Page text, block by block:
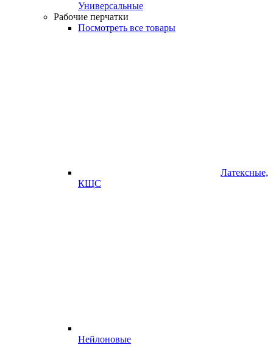
Универсальные
Рабочие перчатки
Посмотреть все товары
Латексные,
КЩС
Нейлоновые